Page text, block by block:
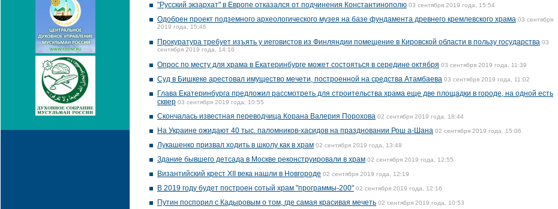
"Русский экзархат" в Европе отказался от подчинения Константинополю 03 сентября 2019 года, 15:54
Одобрен проект подземного археологического музея на базе фундамента древнего кремлевского храма 03 сентября
2019 года, 15:46
Прокуратура требует изъять у иеговистов из Финляндии помещение в Кировской области в пользу государства 03
сентября 2019 года, 14:16
Опрос по месту для храма в Екатеринбурге может состояться в середине октября 03 сентября 2019 года, 11:39
Суд в Бишкеке арестовал имущество мечети, построенной на средства Атамбаева 03 сентября 2019 года, 11:02
Глава Екатеринбурга предложил рассмотреть для строительства храма еще две площадки в городе, на одной есть
сквер 03 сентября 2019 года, 10:55
Скончалась известная переводчица Корана Валерия Порохова 02 сентября 2019 года, 18:44
На Украине ожидают 40 тыс. паломников-хасидов на праздновании Рош а-Шана 02 сентября 2019 года, 15:06
Лукашенко призвал ходить в школу как в храм 02 сентября 2019 года, 13:48
Здание бывшего детсада в Москве реконструировали в храм 02 сентября 2019 года, 12:55
Византийский крест XII века нашли в Новгороде 02 сентября 2019 года, 12:19
В 2019 году будет построен сотый храм "программы-200" 02 сентября 2019 года, 12:16
Путин поспорил с Кадыровым о том, где самая красивая мечеть 02 сентября 2019 года, 10:53